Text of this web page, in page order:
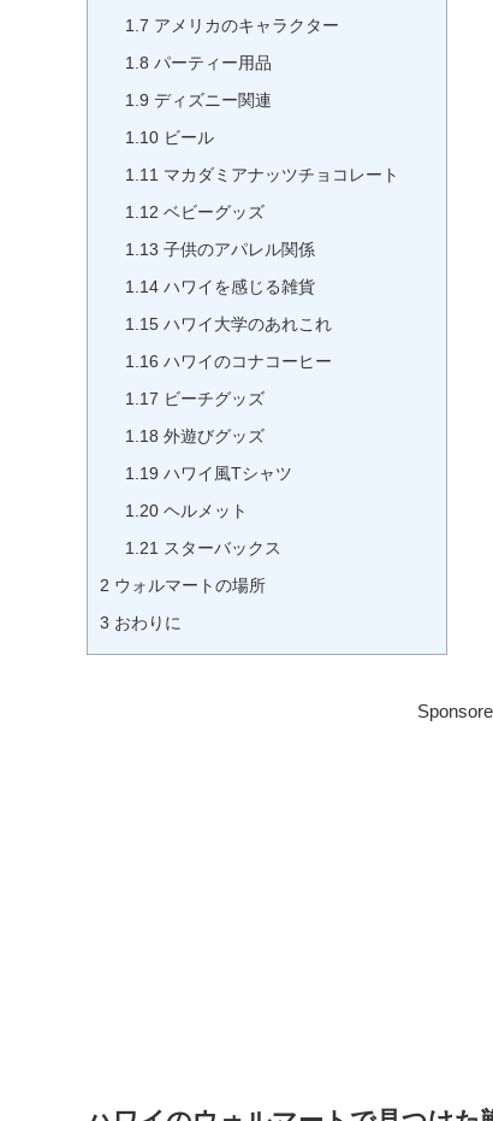
1.7 アメリカのキャラクター
1.8 パーティー用品
1.9 ディズニー関連
1.10 ビール
1.11 マカダミアナッツチョコレート
1.12 ベビーグッズ
1.13 子供のアパレル関係
1.14 ハワイを感じる雑貨
1.15 ハワイ大学のあれこれ
1.16 ハワイのコナコーヒー
1.17 ビーチグッズ
1.18 外遊びグッズ
1.19 ハワイ風Tシャツ
1.20 ヘルメット
1.21 スターバックス
2 ウォルマートの場所
3 おわりに